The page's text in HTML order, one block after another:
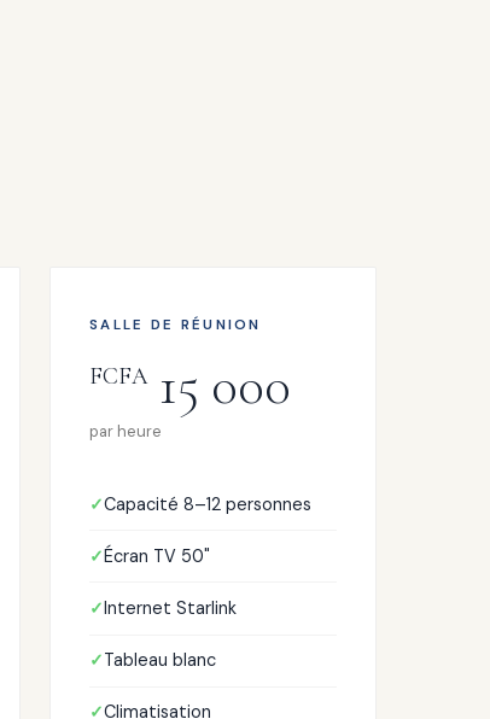
SALLE DE RÉUNION
FCFA15 000
par heure
Capacité 8–12 personnes
Écran TV 50"
Internet Starlink
Tableau blanc
Climatisation